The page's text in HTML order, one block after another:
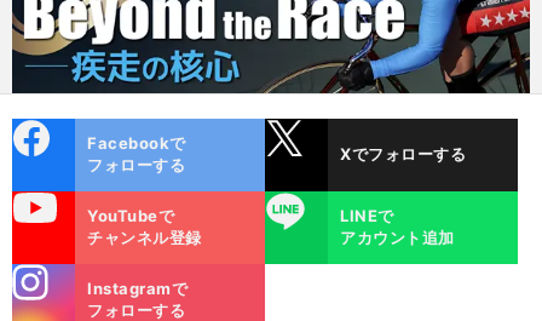
ok
Facebookで
フォローする
Xでフォローする
YouTubeで
チャンネル登録
LINE
LINEで
アカウント追加
m
Instagramで
フォローする